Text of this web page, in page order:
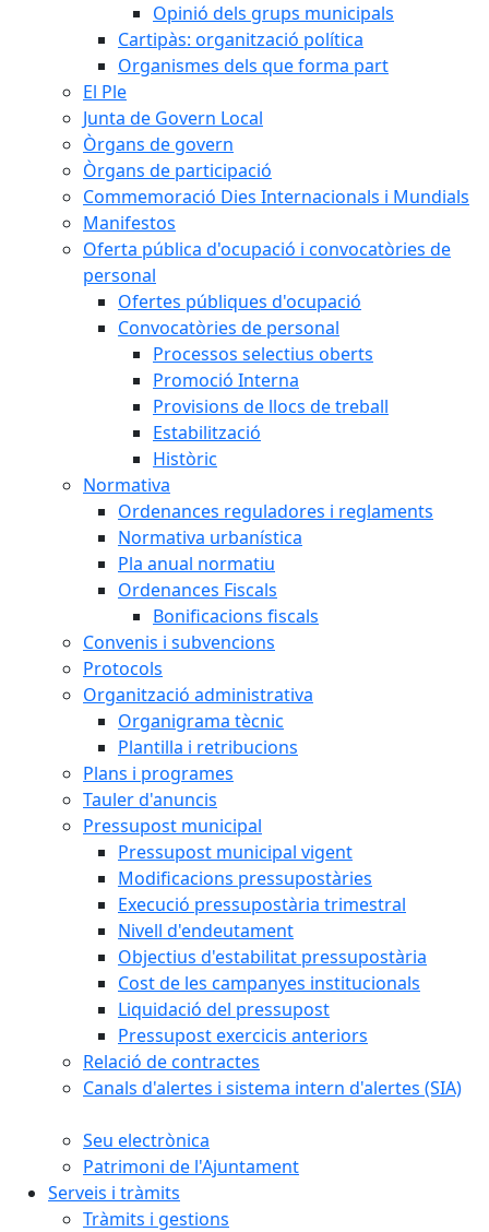
Opinió dels grups municipals
Cartipàs: organització política
Organismes dels que forma part
El Ple
Junta de Govern Local
Òrgans de govern
Òrgans de participació
Commemoració Dies Internacionals i Mundials
Manifestos
Oferta pública d'ocupació i convocatòries de
personal
Ofertes públiques d'ocupació
Convocatòries de personal
Processos selectius oberts
Promoció Interna
Provisions de llocs de treball
Estabilització
Històric
Normativa
Ordenances reguladores i reglaments
Normativa urbanística
Pla anual normatiu
Ordenances Fiscals
Bonificacions fiscals
Convenis i subvencions
Protocols
Organització administrativa
Organigrama tècnic
Plantilla i retribucions
Plans i programes
Tauler d'anuncis
Pressupost municipal
Pressupost municipal vigent
Modificacions pressupostàries
Execució pressupostària trimestral
Nivell d'endeutament
Objectius d'estabilitat pressupostària
Cost de les campanyes institucionals
Liquidació del pressupost
Pressupost exercicis anteriors
Relació de contractes
Canals d'alertes i sistema intern d'alertes (SIA)
Seu electrònica
Patrimoni de l'Ajuntament
Serveis i tràmits
Tràmits i gestions